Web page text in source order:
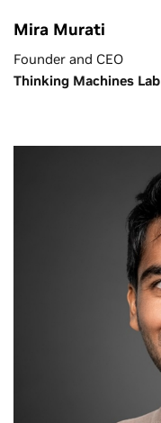
Mira Murati
Founder and CEO
Thinking Machines Lab